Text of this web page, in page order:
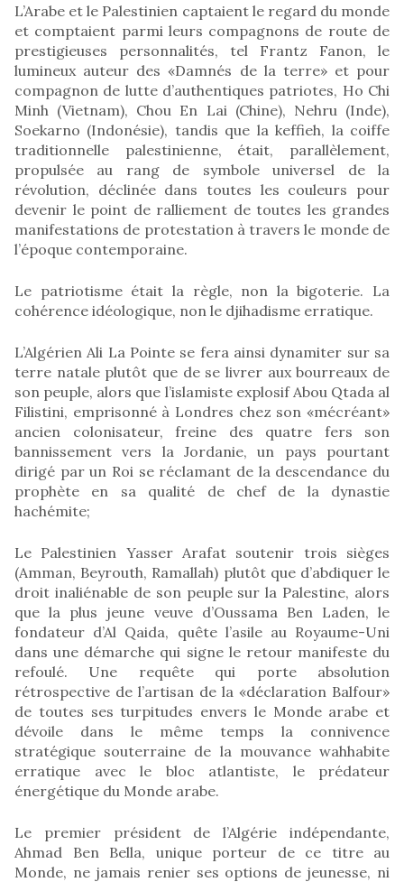
L’Arabe et le Palestinien captaient le regard du monde
et comptaient parmi leurs compagnons de route de
prestigieuses personnalités, tel Frantz Fanon, le
lumineux auteur des «Damnés de la terre» et pour
compagnon de lutte d’authentiques patriotes, Ho Chi
Minh (Vietnam), Chou En Lai (Chine), Nehru (Inde),
Soekarno (Indonésie), tandis que la keffieh, la coiffe
traditionnelle palestinienne, était, parallèlement,
propulsée au rang de symbole universel de la
révolution, déclinée dans toutes les couleurs pour
devenir le point de ralliement de toutes les grandes
manifestations de protestation à travers le monde de
l’époque contemporaine.
Le patriotisme était la règle, non la bigoterie. La
cohérence idéologique, non le djihadisme erratique.
L’Algérien Ali La Pointe se fera ainsi dynamiter sur sa
terre natale plutôt que de se livrer aux bourreaux de
son peuple, alors que l’islamiste explosif Abou Qtada al
Filistini, emprisonné à Londres chez son «mécréant»
ancien colonisateur, freine des quatre fers son
bannissement vers la Jordanie, un pays pourtant
dirigé par un Roi se réclamant de la descendance du
prophète en sa qualité de chef de la dynastie
hachémite;
Le Palestinien Yasser Arafat soutenir trois sièges
(Amman, Beyrouth, Ramallah) plutôt que d’abdiquer le
droit inaliénable de son peuple sur la Palestine, alors
que la plus jeune veuve d’Oussama Ben Laden, le
fondateur d’Al Qaida, quête l’asile au Royaume-Uni
dans une démarche qui signe le retour manifeste du
refoulé. Une requête qui porte absolution
rétrospective de l’artisan de la «déclaration Balfour»
de toutes ses turpitudes envers le Monde arabe et
dévoile dans le même temps la connivence
stratégique souterraine de la mouvance wahhabite
erratique avec le bloc atlantiste, le prédateur
énergétique du Monde arabe.
Le premier président de l’Algérie indépendante,
Ahmad Ben Bella, unique porteur de ce titre au
Monde, ne jamais renier ses options de jeunesse, ni